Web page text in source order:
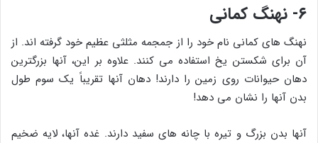
۶- نهنگ کمانی
نهنگ های کمانی نام خود را از جمجمه مثلثی عظیم خود گرفته اند. از
آن برای شکستن یخ استفاده می کنند. علاوه بر این، آنها بزرگترین
دهان حیوانات روی زمین را دارند! دهان آنها تقریباً یک سوم طول
بدن آنها را نشان می دهد!
آنها بدن بزرگ و تیره با چانه های سفید دارند. غده آنها، لایه ضخیم